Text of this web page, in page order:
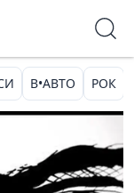
В•АВТО РОК